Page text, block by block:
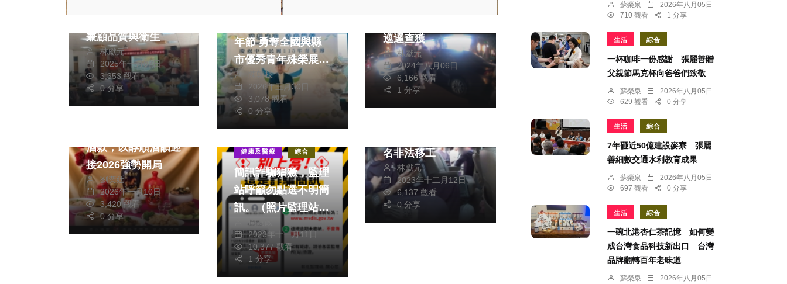
兼顧品質與衛生
林獻元
2025年十月07日
3,353 觀看
0 分享
年節 勇奪全國與縣
市優秀青年殊榮展現
影響力
陳朝枝
2026年三月30日
3,078 觀看
0 分享
巡邏查獲
林獻元
2024年八月06日
6,166 觀看
1 分享
財經及消費
酒款，以醇順酒韻迎
接2026強勢開局
劉奕廷
2026年一月10日
3,420 觀看
0 分享
健康及醫療 綜合
簡訊詐騙猖獗，監理
站呼籲勿點選不明簡
訊。（照片監理站提
供）周為政
2023年十一月11日
10,377 觀看
1 分享
名非法移工
林獻元
2023年十二月12日
6,137 觀看
0 分享
蘇榮泉
2026年八月05日
710 觀看
1 分享
生活 綜合
一杯咖啡一份感謝 張麗善贈
父親節馬克杯向爸爸們致敬
蘇榮泉
2026年八月05日
629 觀看
0 分享
生活 綜合
7年砸近50億建設麥寮 張麗
善細數交通水利教育成果
蘇榮泉
2026年八月05日
697 觀看
0 分享
生活 綜合
一碗北港杏仁茶記憶 如何變
成台灣食品科技新出口 台灣
品牌翻轉百年老味道
蘇榮泉
2026年八月05日